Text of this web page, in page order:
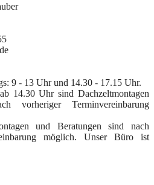
9 - 13 Uhr und 14.30 - 17.15 Uhr.
14.30 Uhr sind Dachzeltmontagen
vorheriger Terminvereinbarung
und Beratungen sind nach
möglich. Unser Büro ist